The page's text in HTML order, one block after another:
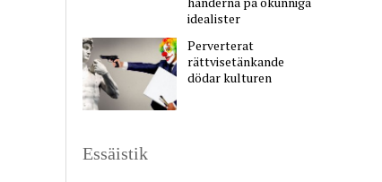
idealister
Perverterat
rättvisetänkande
dödar kulturen
Essäistik